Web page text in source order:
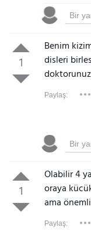
1
Benim
disleri
Paylaş:
1
Olabilir 4
oraya
ama
Paylaş: